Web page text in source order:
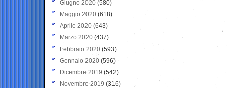
Giugno 2020 (580)
Maggio 2020 (618)
Aprile 2020 (643)
Marzo 2020 (437)
Febbraio 2020 (593)
Gennaio 2020 (596)
Dicembre 2019 (542)
Novembre 2019 (316)